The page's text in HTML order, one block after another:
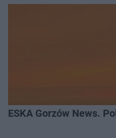
ESKA Gorzów News.